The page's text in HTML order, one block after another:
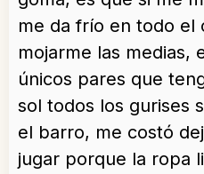
me da frío en todo el
mojarme las medias,
únicos pares que
sol todos los gurises
el barro, me costó
jugar porque la ropa